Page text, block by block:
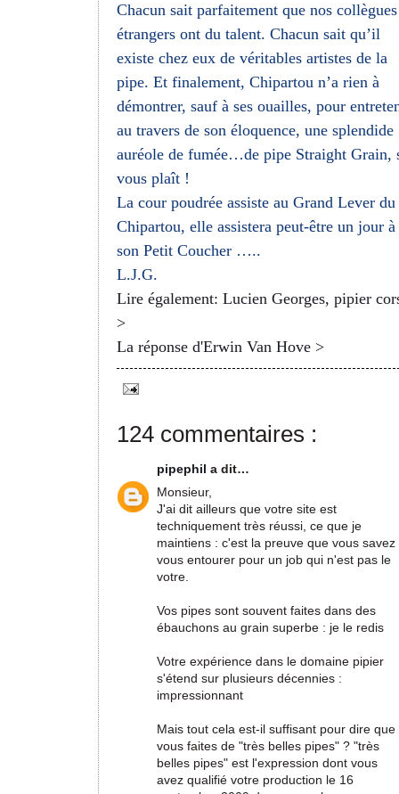
Chacun sait parfaitement que nos collègues
étrangers ont du talent. Chacun sait qu’il
existe chez eux de véritables artistes de la
pipe. Et finalement, Chipartou n’a rien à
démontrer, sauf à ses ouailles, pour
au travers de son éloquence, une splendide
auréole de fumée…de pipe Straight Grain,
vous plaît !
La cour poudrée assiste au Grand Lever
Chipartou, elle assistera peut-être un jour à
son Petit Coucher …..
L.J.G.
Lire également: Lucien Georges, pipier
>
La réponse d'Erwin Van Hove >
124 commentaires :
pipephil a dit…
Monsieur,
J'ai dit ailleurs que votre site est
techniquement très réussi, ce que je
maintiens : c'est la preuve que vous savez
vous entourer pour un job qui n'est pas le
votre.
Vos pipes sont souvent faites dans des
ébauchons au grain superbe : je le redis
Votre expérience dans le domaine pipier
s'étend sur plusieurs décennies :
impressionnant
Mais tout cela est-il suffisant pour dire que
vous faites de "très belles pipes" ? "très
belles pipes" est l'expression dont vous
avez qualifié votre production le 16